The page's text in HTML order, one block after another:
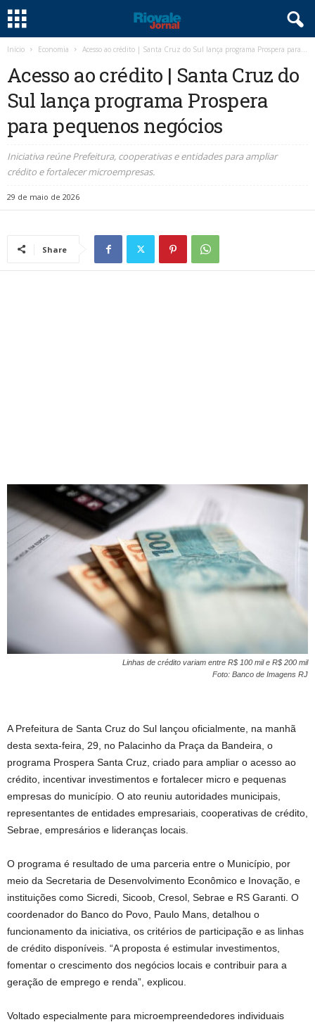
Início Economia Acesso ao crédito | Santa Cruz do Sul lança programa Prospera para...
Acesso ao crédito | Santa Cruz do
Sul lança programa Prospera
para pequenos negócios
Iniciativa reúne Prefeitura, cooperativas e entidades para ampliar
crédito e fortalecer microempresas.
29 de maio de 2026
Share
Linhas de crédito variam entre R$ 100 mil e R$ 200 mil
Foto: Banco de Imagens RJ
A Prefeitura de Santa Cruz do Sul lançou oficialmente, na manhã
desta sexta-feira, 29, no Palacinho da Praça da Bandeira, o
programa Prospera Santa Cruz, criado para ampliar o acesso ao
crédito, incentivar investimentos e fortalecer micro e pequenas
empresas do município. O ato reuniu autoridades municipais,
representantes de entidades empresariais, cooperativas de crédito,
Sebrae, empresários e lideranças locais.
O programa é resultado de uma parceria entre o Município, por
meio da Secretaria de Desenvolvimento Econômico e Inovação, e
instituições como Sicredi, Sicoob, Cresol, Sebrae e RS Garanti. O
coordenador do Banco do Povo, Paulo Mans, detalhou o
funcionamento da iniciativa, os critérios de participação e as linhas
de crédito disponíveis. “A proposta é estimular investimentos,
fomentar o crescimento dos negócios locais e contribuir para a
geração de emprego e renda”, explicou.
Voltado especialmente para microempreendedores individuais